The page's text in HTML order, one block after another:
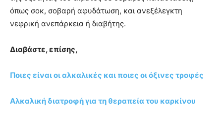
όπως σοκ, σοβαρή αφυδάτωση, και ανεξέλεγκτη
νεφρική ανεπάρκεια ή διαβήτης.
Διαβάστε, επίσης,
Ποιες είναι οι αλκαλικές και ποιες οι όξινες τροφές
Αλκαλική διατροφή για τη θεραπεία του καρκίνου